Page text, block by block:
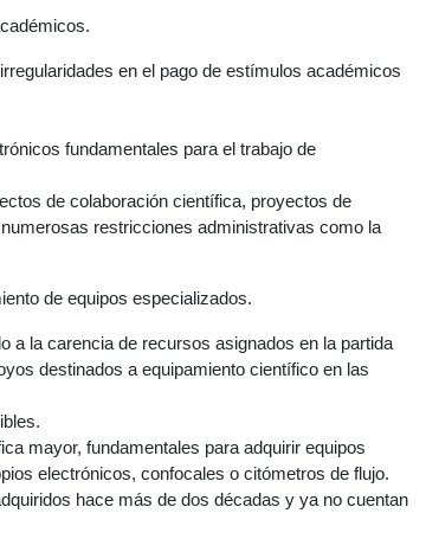
en el pago de estímulos académicos
fundamentales para el trabajo de
de colaboración científica, proyectos de
restricciones administrativas como la
de equipos especializados.
a la carencia de recursos asignados en la partida
destinados a equipamiento científico en las
mayor, fundamentales para adquirir equipos
electrónicos, confocales o citómetros de flujo.
hace más de dos décadas y ya no cuentan